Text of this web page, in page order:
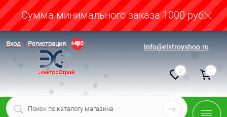
Cумма минимального заказа 1000 руб.
Вход Регистрация
Определение info@elstroyshop.ru
0 0